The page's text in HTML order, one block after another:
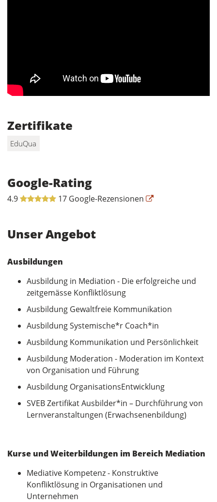
Zertifikate
EduQua
Google-Rating
4.9 17 Google-Rezensionen
Unser Angebot
Ausbildungen
Ausbildung in Mediation - Die erfolgreiche und
zeitgemässe Konfliktlösung
Ausbildung Gewaltfreie Kommunikation
Ausbildung Systemische*r Coach*in
Ausbildung Kommunikation und Persönlichkeit
Ausbildung Moderation - Moderation im Kontext
von Organisation und Führung
Ausbildung OrganisationsEntwicklung
SVEB Zertifikat Ausbilder*in – Durchführung von
Lernveranstaltungen (Erwachsenenbildung)
Kurse und Weiterbildungen im Bereich Mediation
Mediative Kompetenz - Konstruktive
Konfliktlösung in Organisationen und
Unternehmen